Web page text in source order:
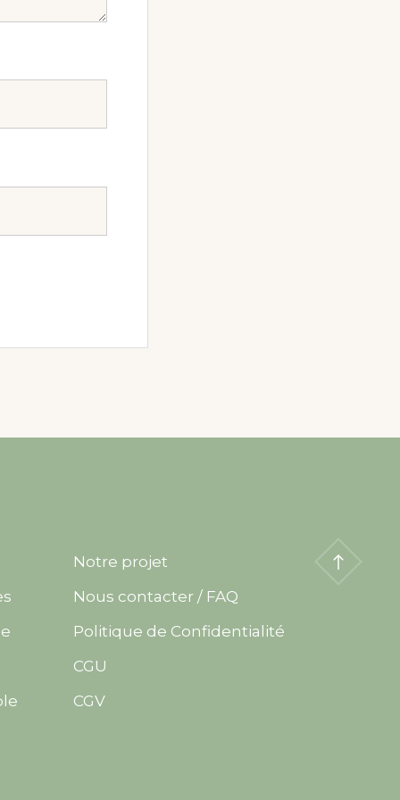
Notre projet
Nous contacter / FAQ
Politique de Confidentialité
CGU
CGV